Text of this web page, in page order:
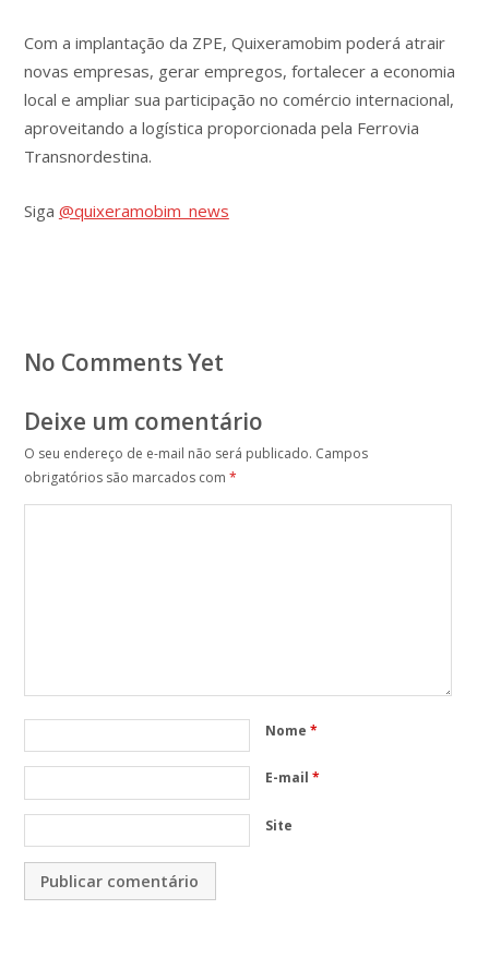
Com a implantação da ZPE, Quixeramobim poderá atrair
novas empresas, gerar empregos, fortalecer a economia
local e ampliar sua participação no comércio internacional,
aproveitando a logística proporcionada pela Ferrovia
Transnordestina.
Siga @quixeramobim_news
No Comments Yet
Deixe um comentário
O seu endereço de e-mail não será publicado. Campos
obrigatórios são marcados com *
Nome *
E-mail *
Site